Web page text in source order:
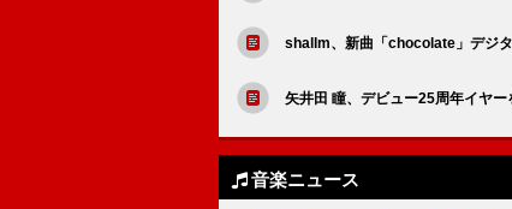
shallm、新曲「chocolate」デジ
矢井田 瞳、デビュー25周年イヤ
音楽ニュース